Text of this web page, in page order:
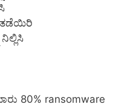
ನಿಲ್ಲಿಸಿ
80% ransomware